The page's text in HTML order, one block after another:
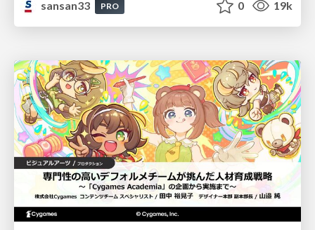
sansan33
PRO 0 19k